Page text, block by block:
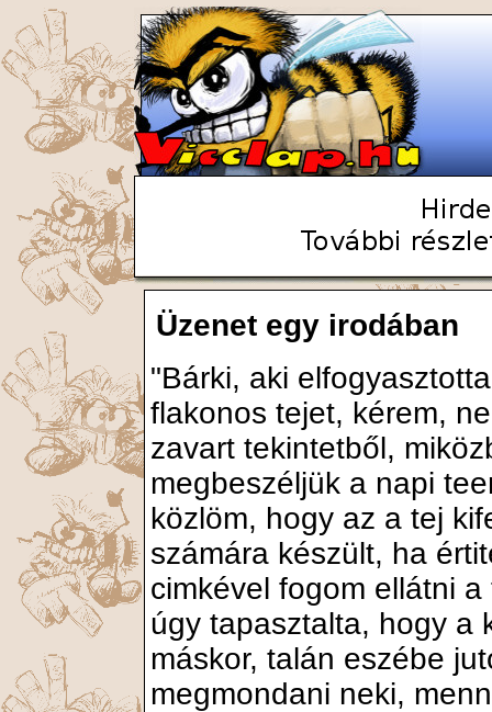
Üzenet egy irodában
"Bárki, aki
flakonos tejet, kérem,
zavart tekintetből,
megbeszéljük a napi
közlöm, hogy az a tej
számára készült, ha
cimkével fogom ellátni
úgy tapasztalta, hogy a
máskor, talán eszébe
megmondani neki,